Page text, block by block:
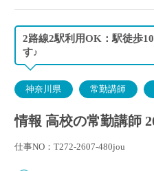
2路線2駅利用OK：駅徒歩
す♪
神奈川県 常勤講師
情報 高校の常勤講師
仕事NO：T272-2607-480jou